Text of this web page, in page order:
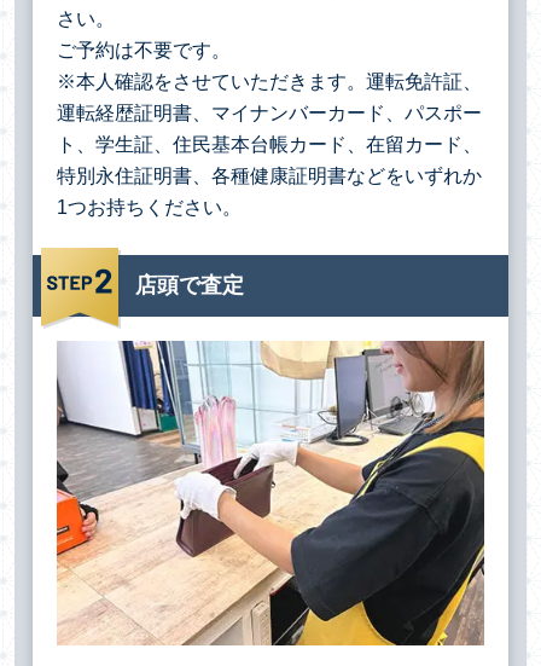
さい。
ご予約は不要です。
※本人確認をさせていただきます。運転免許証、
運転経歴証明書、マイナンバーカード、パスポー
ト、学生証、住民基本台帳カード、在留カード、
特別永住証明書、各種健康証明書などをいずれか
1つお持ちください。
店頭で査定